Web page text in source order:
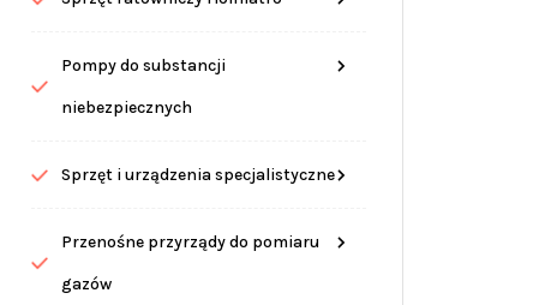
Pompy do substancji
niebezpiecznych
Sprzęt i urządzenia specjalistyczne
Przenośne przyrządy do pomiaru
gazów